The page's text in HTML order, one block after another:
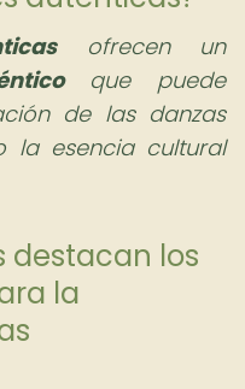
ofrecen un
que puede
de las danzas
la esencia cultural
destacan los
la